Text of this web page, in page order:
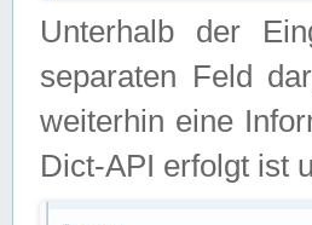
Unterhalb der
separaten Feld
weiterhin eine
Dict-API erfolgt ist